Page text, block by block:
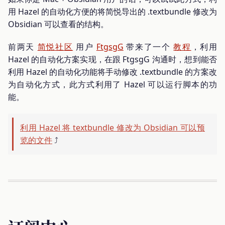
用 Hazel 的自动化方便的将简悦导出的 .textbundle 修改为
Obsidian 可以查看的结构。
前两天 简悦社区 用户 FtgsgG 带来了一个教程 ，利用
Hazel 的自动化方案实现，在跟 FtgsgG 沟通时，想到能否
利用 Hazel 的自动化功能将手动修改 .textbundle 的方案改
为自动化方式，此方式利用了 Hazel 可以运行脚本的功
能。
利用 Hazel 将 textbundle 修改为 Obsidian 可以预
览的文件⤴️